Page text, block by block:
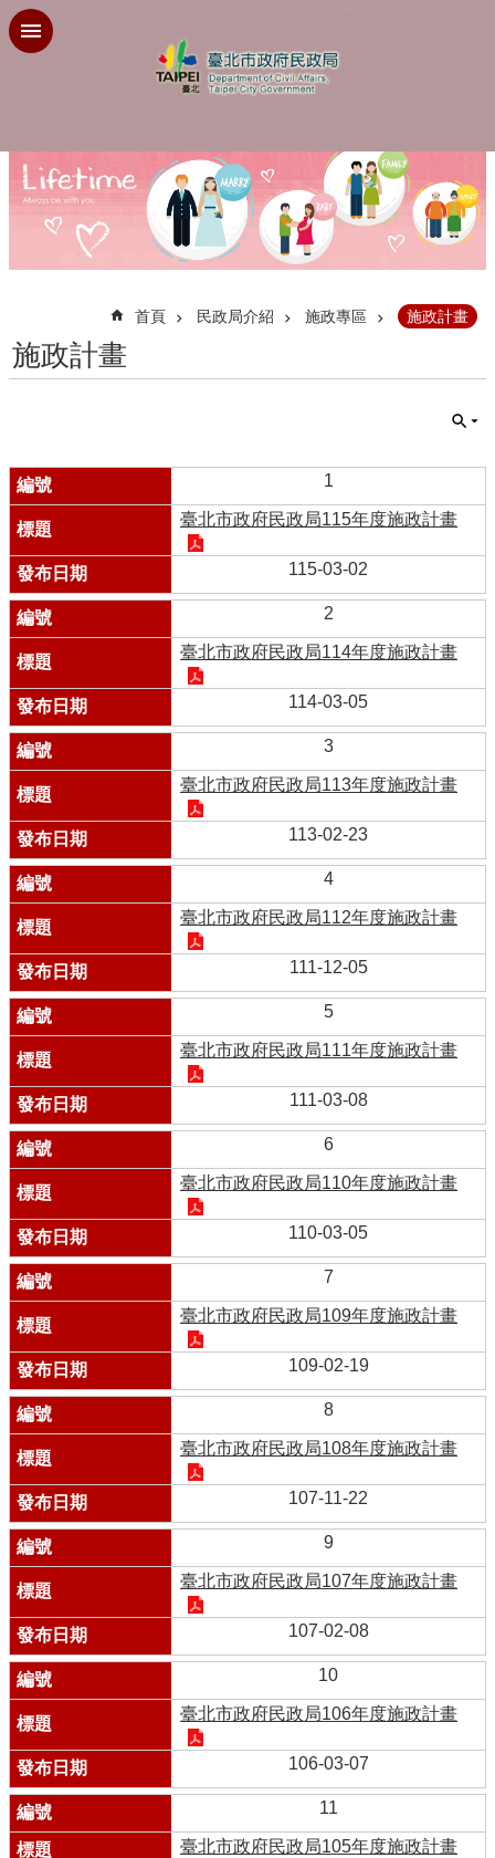
跳到主要內容區塊
首頁 民政局介紹 施政專區 施政計畫
施政計畫
1
臺北市政府民政局115年度施政計畫
115-03-02
2
臺北市政府民政局114年度施政計畫
114-03-05
3
臺北市政府民政局113年度施政計畫
113-02-23
4
臺北市政府民政局112年度施政計畫
111-12-05
5
臺北市政府民政局111年度施政計畫
111-03-08
6
臺北市政府民政局110年度施政計畫
110-03-05
7
臺北市政府民政局109年度施政計畫
109-02-19
8
臺北市政府民政局108年度施政計畫
107-11-22
9
臺北市政府民政局107年度施政計畫
107-02-08
10
臺北市政府民政局106年度施政計畫
106-03-07
11
臺北市政府民政局105年度施政計畫